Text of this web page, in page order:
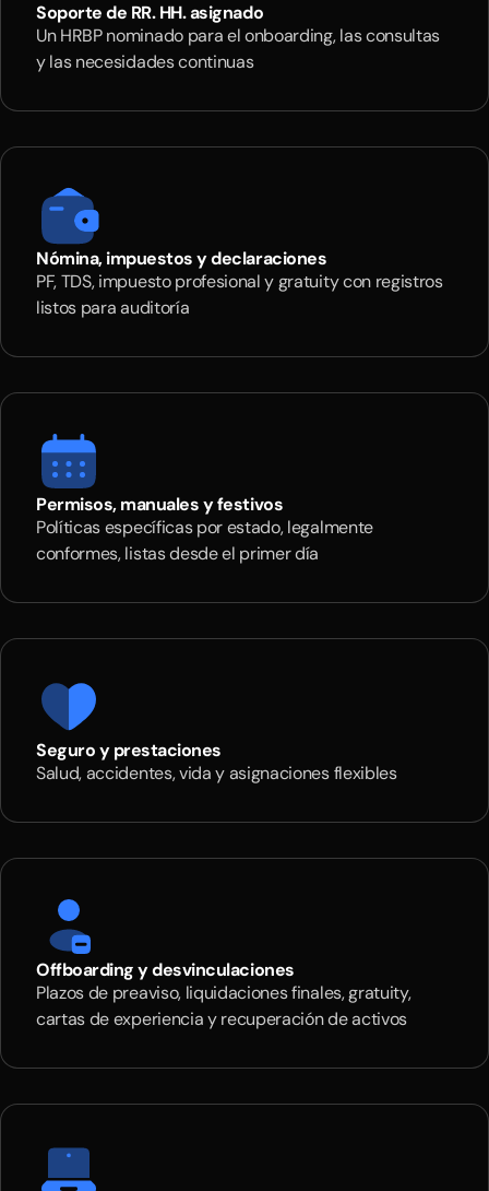
Soporte de RR. HH. asignado
Un HRBP nominado para el onboarding, las consultas
y las necesidades continuas
Nómina, impuestos y declaraciones
PF, TDS, impuesto profesional y gratuity con registros
listos para auditoría
Permisos, manuales y festivos
Políticas específicas por estado, legalmente
conformes, listas desde el primer día
Seguro y prestaciones
Salud, accidentes, vida y asignaciones flexibles
Offboarding y desvinculaciones
Plazos de preaviso, liquidaciones finales, gratuity,
cartas de experiencia y recuperación de activos